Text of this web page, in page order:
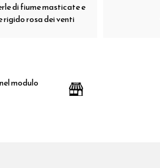
di fiume masticate e
rigido rosa dei venti
modulo